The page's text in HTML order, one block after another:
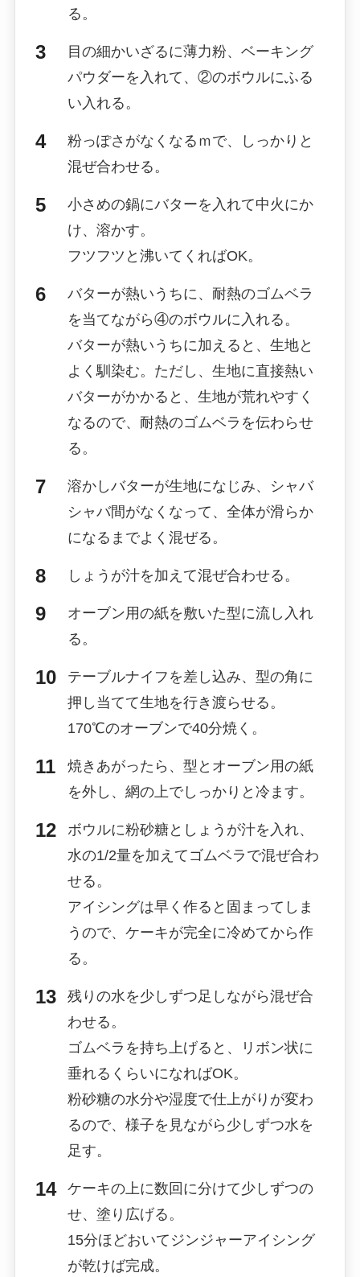
る。
目の細かいざるに薄力粉、ベーキング
パウダーを入れて、②のボウルにふる
い入れる。
粉っぽさがなくなるｍで、しっかりと
混ぜ合わせる。
小さめの鍋にバターを入れて中火にか
け、溶かす。
フツフツと沸いてくればOK。
バターが熱いうちに、耐熱のゴムベラ
を当てながら④のボウルに入れる。
バターが熱いうちに加えると、生地と
よく馴染む。ただし、生地に直接熱い
バターがかかると、生地が荒れやすく
なるので、耐熱のゴムベラを伝わらせ
る。
溶かしバターが生地になじみ、シャバ
シャバ間がなくなって、全体が滑らか
になるまでよく混ぜる。
しょうが汁を加えて混ぜ合わせる。
オーブン用の紙を敷いた型に流し入れ
る。
テーブルナイフを差し込み、型の角に
押し当てて生地を行き渡らせる。
170℃のオーブンで40分焼く。
焼きあがったら、型とオーブン用の紙
を外し、網の上でしっかりと冷ます。
ボウルに粉砂糖としょうが汁を入れ、
水の1/2量を加えてゴムベラで混ぜ合わ
せる。
アイシングは早く作ると固まってしま
うので、ケーキが完全に冷めてから作
る。
残りの水を少しずつ足しながら混ぜ合
わせる。
ゴムベラを持ち上げると、リボン状に
垂れるくらいになればOK。
粉砂糖の水分や湿度で仕上がりが変わ
るので、様子を見ながら少しずつ水を
足す。
ケーキの上に数回に分けて少しずつの
せ、塗り広げる。
15分ほどおいてジンジャーアイシング
が乾けば完成。